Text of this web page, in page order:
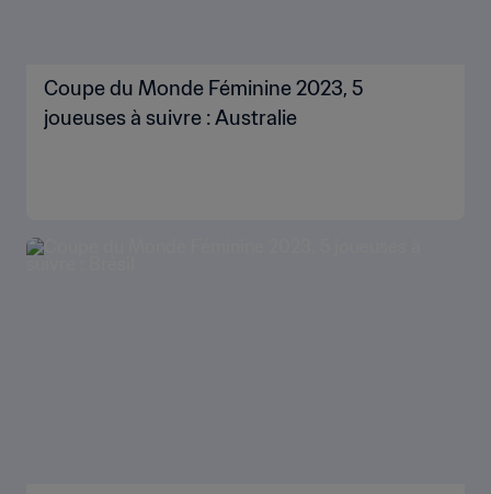
Coupe du Monde Féminine 2023, 5
joueuses à suivre : Australie